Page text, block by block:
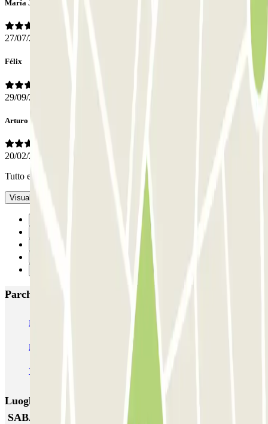
María José
27/07/2021
Félix
29/09/2020
Arturo
20/02/2019
Tutto eccellente
Visualizza l’originale
Parcheggi più popolari a Valladolid
IC Plaza de Portugalete SABA Estación Valladolid
Plaza del Milenio Plaza de España - Inside Home
Valladolid Centro - Doctrinos
Luoghi ed eventi che potrebbero interessarti vicino a
SABA Estación Valladolid